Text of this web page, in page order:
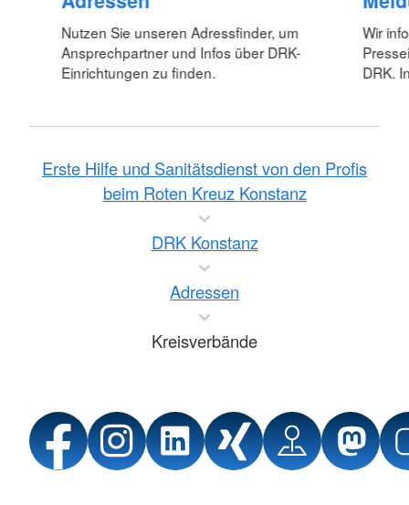
Nutzen Sie unseren Adressfinder, um
Ansprechpartner und Infos über DRK-
Einrichtungen zu finden.
Wir
DRK.
Erste Hilfe und Sanitätsdienst von den Profis
beim Roten Kreuz Konstanz
DRK Konstanz
Adressen
Kreisverbände